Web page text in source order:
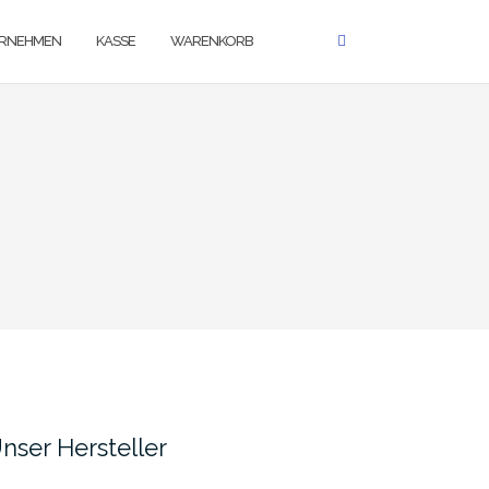
KASSE WARENKORB
Hersteller